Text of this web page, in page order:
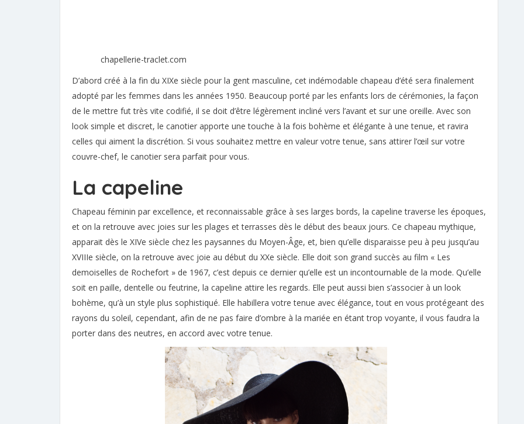
chapellerie-traclet.com
D’abord créé à la fin du XIXe siècle pour la gent masculine, cet indémodable chapeau d’été sera finalement
adopté par les femmes dans les années 1950. Beaucoup porté par les enfants lors de cérémonies, la façon
de le mettre fut très vite codifié, il se doit d’être légèrement incliné vers l’avant et sur une oreille. Avec son
look simple et discret, le canotier apporte une touche à la fois bohème et élégante à une tenue, et ravira
celles qui aiment la discrétion. Si vous souhaitez mettre en valeur votre tenue, sans attirer l’œil sur votre
couvre-chef, le canotier sera parfait pour vous.
La capeline
Chapeau féminin par excellence, et reconnaissable grâce à ses larges bords, la capeline traverse les époques,
et on la retrouve avec joies sur les plages et terrasses dès le début des beaux jours. Ce chapeau mythique,
apparait dès le XIVe siècle chez les paysannes du Moyen-Âge, et, bien qu’elle disparaisse peu à peu jusqu’au
XVIIIe siècle, on la retrouve avec joie au début du XXe siècle. Elle doit son grand succès au film « Les
demoiselles de Rochefort » de 1967, c’est depuis ce dernier qu’elle est un incontournable de la mode. Qu’elle
soit en paille, dentelle ou feutrine, la capeline attire les regards. Elle peut aussi bien s’associer à un look
bohème, qu’à un style plus sophistiqué. Elle habillera votre tenue avec élégance, tout en vous protégeant des
rayons du soleil, cependant, afin de ne pas faire d’ombre à la mariée en étant trop voyante, il vous faudra la
porter dans des neutres, en accord avec votre tenue.